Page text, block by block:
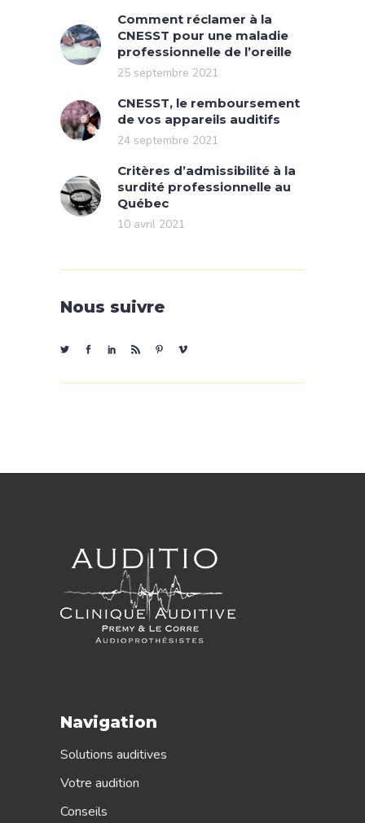
Comment réclamer à la
CNESST pour une maladie
professionnelle de l’oreille
25 septembre 2021
CNESST, le remboursement
de vos appareils auditifs
24 septembre 2021
Critères d’admissibilité à la
surdité professionnelle au
Québec
10 avril 2021
Nous suivre
Navigation
Solutions auditives
Votre audition
Conseils